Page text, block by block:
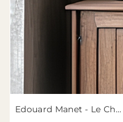
Edouard Manet - Le Christ mort avec des anges